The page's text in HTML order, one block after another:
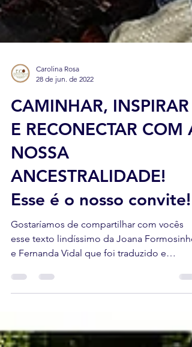
Carolina Rosa
28 de jun. de 2022
CAMINHAR, INSPIRAR
E RECONECTAR COM A
NOSSA
ANCESTRALIDADE!
Esse é o nosso convite!
Gostaríamos de compartilhar com vocês
esse texto lindíssimo da Joana Formosinho